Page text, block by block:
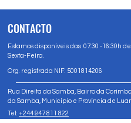
CONTACTO
Estamos disponíveis das 07:30 -16:30h
Sexta-Feira.
Org. registrada NIF: 5001814206
Rua Direita da Samba, Bairro da
da Samba, Município e Província de
Tel: +244 947 811 822